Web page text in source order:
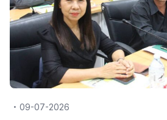
09-07-2026